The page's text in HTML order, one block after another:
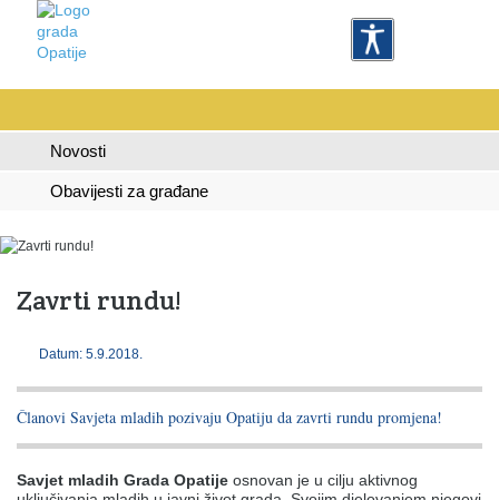
Novosti
Obavijesti za građane
Zavrti rundu!
Datum: 5.9.2018.
Članovi Savjeta mladih pozivaju Opatiju da zavrti rundu promjena!
Savjet mladih Grada Opatije osnovan je u cilju aktivnog